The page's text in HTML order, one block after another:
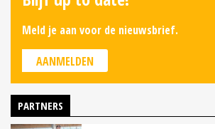
Meld je aan voor de nieuwsbrief.
AANMELDEN
PARTNERS